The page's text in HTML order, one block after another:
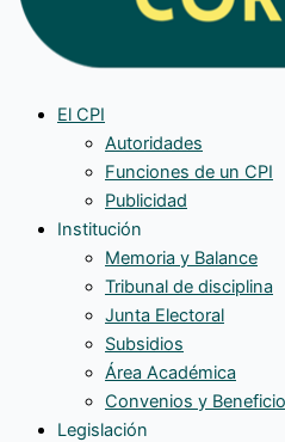
El CPI
Autoridades
Funciones de un CPI
Publicidad
Institución
Memoria y Balance
Tribunal de disciplina
Junta Electoral
Subsidios
Área Académica
Convenios y
Legislación